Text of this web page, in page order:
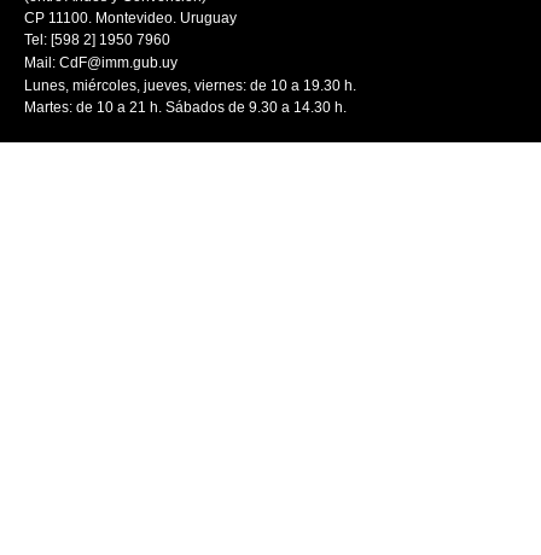
CP 11100. Montevideo. Uruguay
Tel: [598 2] 1950 7960
Mail: CdF@imm.gub.uy
Lunes, miércoles, jueves, viernes: de 10 a 19.30 h.
Martes: de 10 a 21 h. Sábados de 9.30 a 14.30 h.